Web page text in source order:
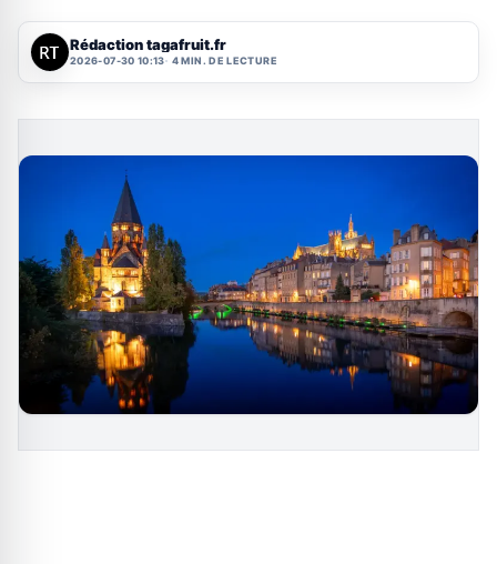
Rédaction tagafruit.fr
2026-07-30 10:13 4 MIN. DE LECTURE